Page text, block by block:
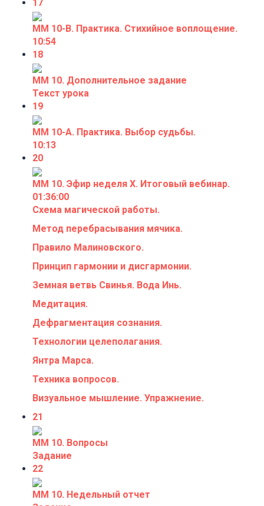
17
ММ 10-В. Практика. Стихийное воплощение.
10:54
18
ММ 10. Дополнительное задание
Текст урока
19
ММ 10-А. Практика. Выбор судьбы.
10:13
20
ММ 10. Эфир неделя X. Итоговый вебинар.
01:36:00
Схема магической работы.
Метод перебрасывания мячика.
Правило Малиновского.
Принцип гармонии и дисгармонии.
Земная ветвь Свинья. Вода Инь.
Медитация.
Дефрагментация сознания.
Технологии целеполагания.
Янтра Марса.
Техника вопросов.
Визуальное мышление. Упражнение.
21
ММ 10. Вопросы
Задание
22
ММ 10. Недельный отчет